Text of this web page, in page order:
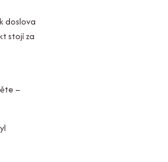
doslova
stojí za
–